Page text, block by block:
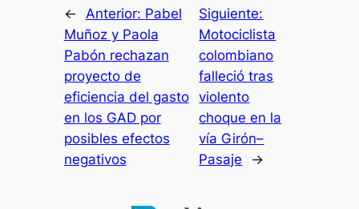
← Anterior: Pabel
Muñoz y Paola
Pabón rechazan
proyecto de
eficiencia del gasto
en los GAD por
posibles efectos
negativos
Siguiente:
Motociclista
colombiano
falleció tras
violento
choque en la
vía Girón–
Pasaje
→